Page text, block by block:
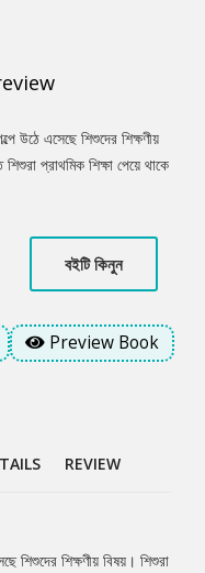
উঠে এসেছে শিশুদের শিক্ষণীয়
প্রাথমিক শিক্ষা পেয়ে থাকে
যা গল্পে সুন্দরভাবে গাঁথুনি
মায়ের শাসনের মধ্যেই লুকিয়ে
বইটি কিনুন
Preview Book
REVIEW
শিশুদের শিক্ষণীয় বিষয়। শিশুরা